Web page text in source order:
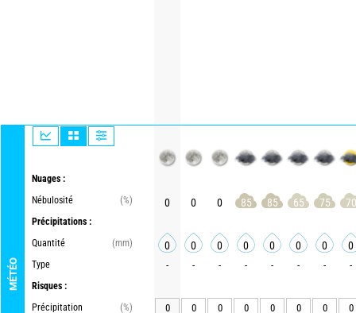
MÉTÉO
Nuages :
Nébulosité
(%)
Précipitations :
Quantité
(mm)
Type
Risques :
Précipitation
(%)
0 0 0 85 85 65 75 70
0 0 0 0 0 0 0 0
- - - - - - - -
0 0 0 0 0 0 0 0